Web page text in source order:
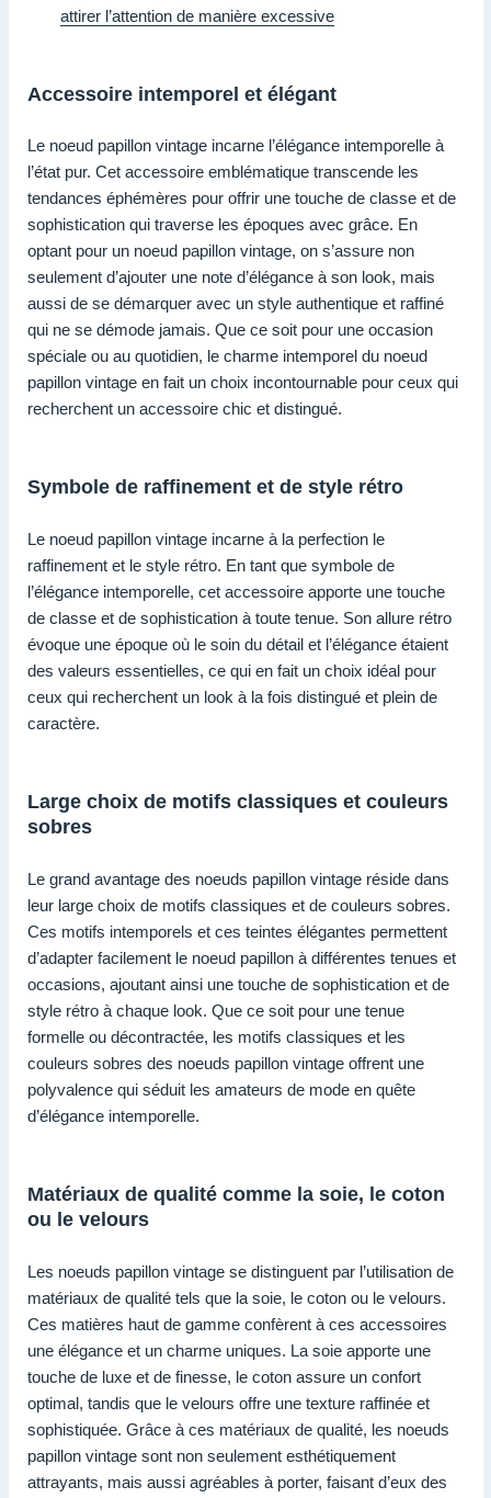
attirer l’attention de manière excessive
Accessoire intemporel et élégant
Le noeud papillon vintage incarne l’élégance intemporelle à
l’état pur. Cet accessoire emblématique transcende les
tendances éphémères pour offrir une touche de classe et de
sophistication qui traverse les époques avec grâce. En
optant pour un noeud papillon vintage, on s’assure non
seulement d’ajouter une note d’élégance à son look, mais
aussi de se démarquer avec un style authentique et raffiné
qui ne se démode jamais. Que ce soit pour une occasion
spéciale ou au quotidien, le charme intemporel du noeud
papillon vintage en fait un choix incontournable pour ceux qui
recherchent un accessoire chic et distingué.
Symbole de raffinement et de style rétro
Le noeud papillon vintage incarne à la perfection le
raffinement et le style rétro. En tant que symbole de
l’élégance intemporelle, cet accessoire apporte une touche
de classe et de sophistication à toute tenue. Son allure rétro
évoque une époque où le soin du détail et l’élégance étaient
des valeurs essentielles, ce qui en fait un choix idéal pour
ceux qui recherchent un look à la fois distingué et plein de
caractère.
Large choix de motifs classiques et couleurs
sobres
Le grand avantage des noeuds papillon vintage réside dans
leur large choix de motifs classiques et de couleurs sobres.
Ces motifs intemporels et ces teintes élégantes permettent
d’adapter facilement le noeud papillon à différentes tenues et
occasions, ajoutant ainsi une touche de sophistication et de
style rétro à chaque look. Que ce soit pour une tenue
formelle ou décontractée, les motifs classiques et les
couleurs sobres des noeuds papillon vintage offrent une
polyvalence qui séduit les amateurs de mode en quête
d’élégance intemporelle.
Matériaux de qualité comme la soie, le coton
ou le velours
Les noeuds papillon vintage se distinguent par l’utilisation de
matériaux de qualité tels que la soie, le coton ou le velours.
Ces matières haut de gamme confèrent à ces accessoires
une élégance et un charme uniques. La soie apporte une
touche de luxe et de finesse, le coton assure un confort
optimal, tandis que le velours offre une texture raffinée et
sophistiquée. Grâce à ces matériaux de qualité, les noeuds
papillon vintage sont non seulement esthétiquement
attrayants, mais aussi agréables à porter, faisant d’eux des